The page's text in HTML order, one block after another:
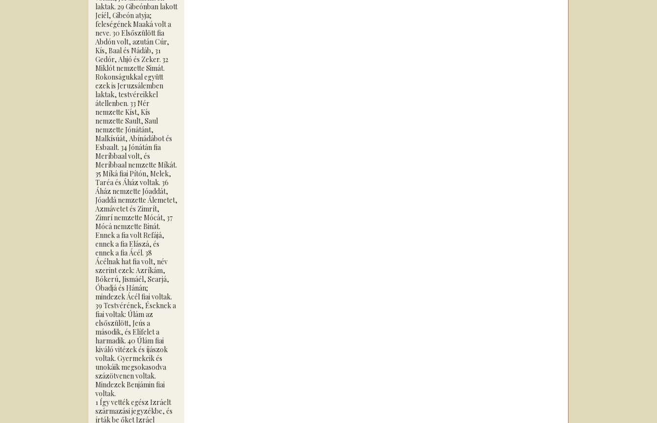
laktak. 29 Gibeónban lakott
Jeíél, Gibeón atyja;
feleségének Maaká volt a
neve. 30 Elsőszülött fia
Abdón volt, azután Cúr,
Kís, Baal és Nádáb, 31
Gedór, Ahjó és Zeker. 32
Miklót nemzette Simát.
Rokonságukkal együtt
ezek is Jeruzsálemben
laktak, testvéreikkel
átellenben. 33 Nér
nemzette Kíst, Kís
nemzette Sault, Saul
nemzette Jónátánt,
Malkísúát, Abínádábot és
Esbaalt. 34 Jónátán fia
Meríbbaal volt, és
Meríbbaal nemzette Míkát.
35 Míká fiai Pítón, Melek,
Taréa és Áház voltak. 36
Áház nemzette Jóaddát,
Jóaddá nemzette Álemetet,
Azmávetet és Zimrít,
Zimrí nemzette Mócát, 37
Mócá nemzette Binát.
Ennek a fia volt Refájá,
ennek a fia Elászá, és
ennek a fia Ácél. 38
Ácélnak hat fia volt, név
szerint ezek: Azríkám,
Bókerú, Jismáél, Searjá,
Óbadjá és Hánán;
mindezek Ácél fiai voltak.
39 Testvérének, Éseknek a
fiai voltak: Úlám az
elsőszülött, Jeús a
második, és Elífelet a
harmadik. 40 Úlám fiai
kiváló vitézek és íjászok
voltak. Gyermekeik és
unokáik megsokasodva
százötvenen voltak.
Mindezek Benjámin fiai
voltak.
1 Így vették egész Izráelt
származási jegyzékbe, és
írták be őket Izráel